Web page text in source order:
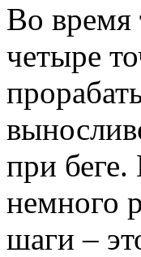
Во время
четыре
при
немного
шаги –